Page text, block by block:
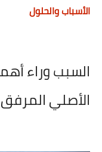
الأسباب والحلول
السبب وراء
الأصلي